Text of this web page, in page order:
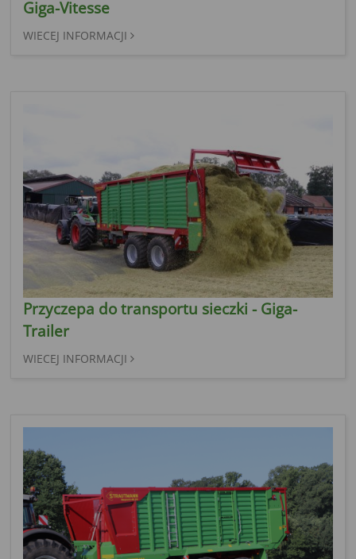
Giga-Vitesse
WIECEJ INFORMACJI
Przyczepa do transportu sieczki - Giga-
Trailer
WIECEJ INFORMACJI